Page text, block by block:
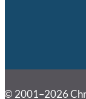
© 2001–2026